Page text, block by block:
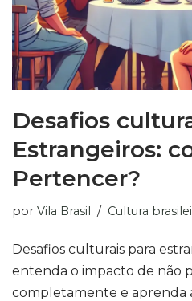
Desafios
Estrangeiros:
Pertencer?
por Vila Brasil Cultura
Desafios culturais para
entenda o impacto de não
completamente e aprenda